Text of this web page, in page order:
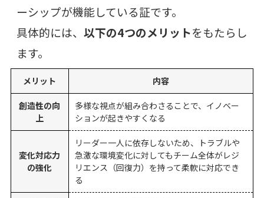
ーシップが機能している証です。
具体的には、以下の4つのメリットをもたらし
ます。
メリット 内容
創造性の向
上
多様な視点が組み合わさることで、イノベー
ションが起きやすくなる
変化対応力
の強化
リーダー一人に依存しないため、トラブルや
急激な環境変化に対してもチーム全体がレジ
リエンス（回復力）を持って柔軟に対応でき
る